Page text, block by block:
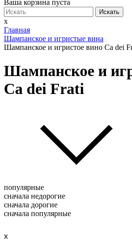
Ваша корзина пуста
Искать
x
Главная
Шампанское и игристые вина
Шампанское и игристое вино Ca dei
Шампанское и
Ca dei Frati
популярные
сначала недорогие
сначала дорогие
сначала популярные
x